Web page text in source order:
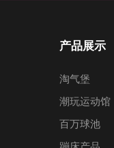
产品展示
淘气堡
潮玩运动馆
百万球池